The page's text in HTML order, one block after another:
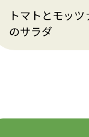
トマトとモッ
のサラダ